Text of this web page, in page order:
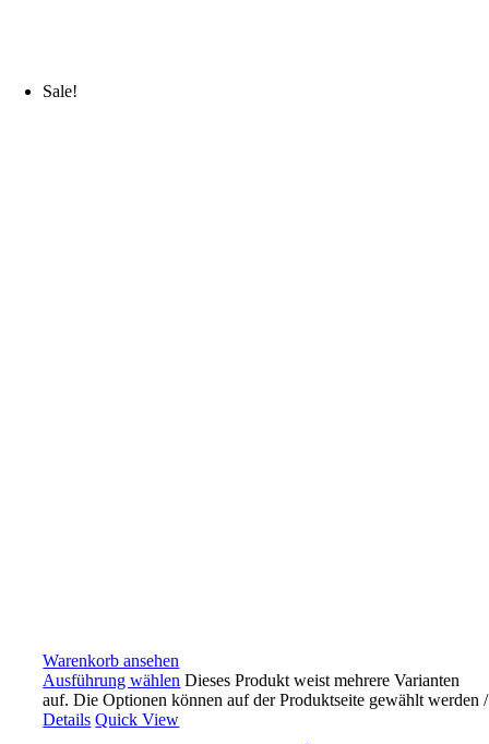
Sale!
Warenkorb ansehen
Ausführung wählen Dieses Produkt weist mehrere Varianten
auf. Die Optionen können auf der Produktseite gewählt werden/
Details Quick View